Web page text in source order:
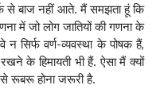
से बाज नहीं आते. मैं समझता हूं कि
में जो लोग जातियों की गणना के
न सिर्फ वर्ण-व्यवस्था के पोषक हैं,
के हिमायती भी हैं. ऐसा मैं क्यों
रूबरू होना जरूरी है.